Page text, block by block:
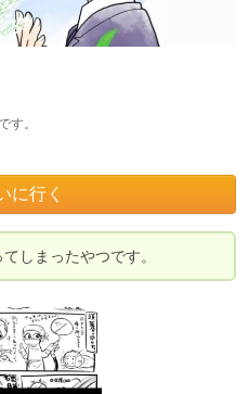
す。
に行く
しまったやつです。